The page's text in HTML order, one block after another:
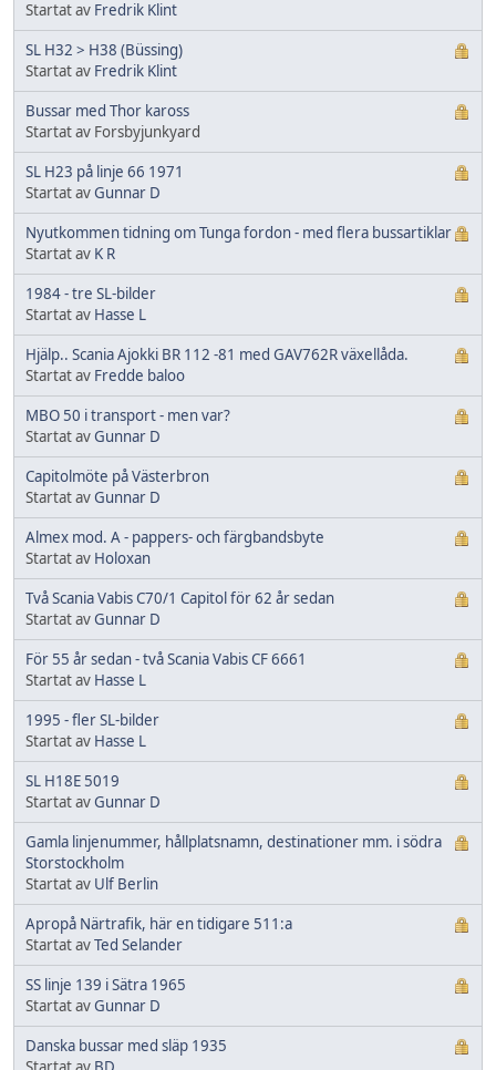
Startat av Fredrik Klint
SL H32 > H38 (Büssing)
Startat av Fredrik Klint
Bussar med Thor kaross
Startat av Forsbyjunkyard
SL H23 på linje 66 1971
Startat avGunnar D
Nyutkommen tidning om Tunga fordon - med flera bussartiklar
Startat av K R
1984 - tre SL-bilder
Startat av Hasse L
Hjälp.. Scania Ajokki BR 112 -81 med GAV762R växellåda.
Startat av Fredde baloo
MBO 50 i transport - men var?
Startat avGunnar D
Capitolmöte på Västerbron
Startat avGunnar D
Almex mod. A - pappers- och färgbandsbyte
Startat av Holoxan
Två Scania Vabis C70/1 Capitol för 62 år sedan
Startat avGunnar D
För 55 år sedan - två Scania Vabis CF 6661
Startat av Hasse L
1995 - fler SL-bilder
Startat av Hasse L
SL H18E 5019
Startat avGunnar D
Gamla linjenummer, hållplatsnamn, destinationer mm. i södra
Storstockholm
Startat av Ulf Berlin
Apropå Närtrafik, här en tidigare 511:a
Startat avTed Selander
SS linje 139 i Sätra 1965
Startat avGunnar D
Danska bussar med släp 1935